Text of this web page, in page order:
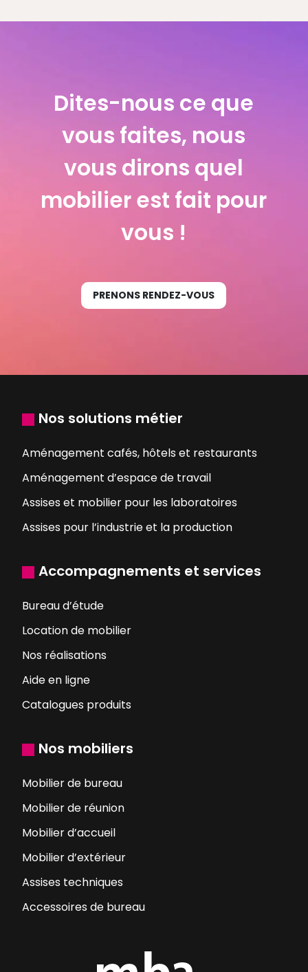
Dites-nous ce que
vous faites, nous
vous dirons quel
mobilier est fait pour
vous !
PRENONS RENDEZ-VOUS
Nos solutions métier
Aménagement cafés, hôtels et restaurants
Aménagement d’espace de travail
Assises et mobilier pour les laboratoires
Assises pour l’industrie et la production
Accompagnements et services
Bureau d’étude
Location de mobilier
Nos réalisations
Aide en ligne
Catalogues produits
Nos mobiliers
Mobilier de bureau
Mobilier de réunion
Mobilier d’accueil
Mobilier d’extérieur
Assises techniques
Accessoires de bureau